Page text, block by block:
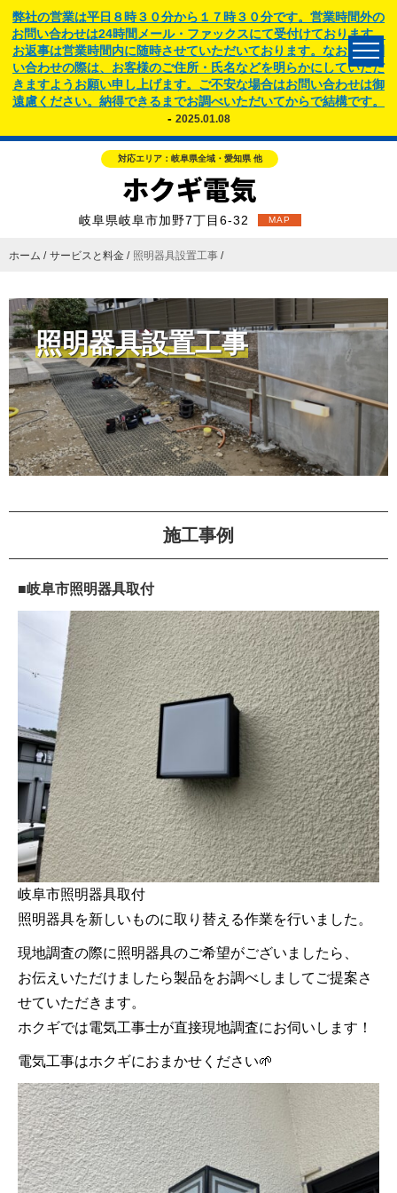
弊社の営業は平日８時３０分から１７時３０分です。営業時間外の
お問い合わせは24時間メール・ファックスにて受付けております。
お返事は営業時間内に随時させていただいております。なお、お問
い合わせの際は、お客様のご住所・氏名などを明らかにしていただ
きますようお願い申し上げます。ご不安な場合はお問い合わせは御
遠慮ください。納得できるまでお調べいただいてからで結構です。
- 2025.01.08
対応エリア：岐阜県全域・愛知県 他
岐阜県岐阜市加野7丁目6-32 MAP
ホーム サービスと料金 照明器具設置工事
照明器具設置工事
施工事例
■岐阜市照明器具取付
岐阜市照明器具取付
照明器具を新しいものに取り替える作業を行いました。
現地調査の際に照明器具のご希望がございましたら、
お伝えいただけましたら製品をお調べしましてご提案さ
せていただきます。
ホクギでは電気工事士が直接現地調査にお伺いします！
電気工事はホクギにおまかせください🌱